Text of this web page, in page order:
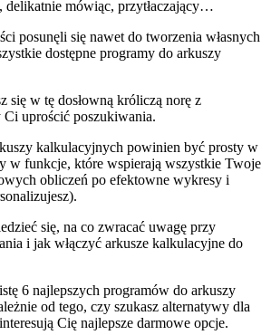
delikatnie mówiąc, przytłaczający…
posunęli się nawet do tworzenia własnych
dostępne programy do arkuszy
się w tę dosłowną króliczą norę z
Ci uprościć poszukiwania.
kalkulacyjnych powinien być prosty w
w funkcje, które wspierają wszystkie Twoje
obliczeń po efektowne wykresy i
się, na co zwracać uwagę przy
i jak włączyć arkusze kalkulacyjne do
6 najlepszych programów do arkuszy
od tego, czy szukasz alternatywy dla
Cię najlepsze darmowe opcje.